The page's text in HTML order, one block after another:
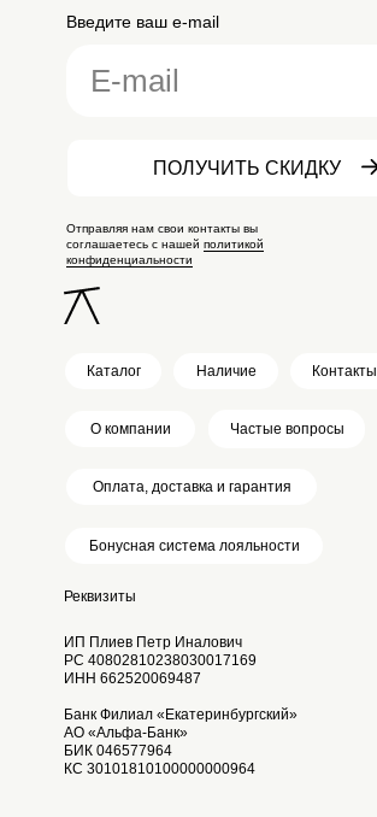
Отправляя нам свои контакты вы
соглашаетесь с нашей политикой
конфиденциальности
Введите ваш e-mail
ПОЛУЧИТЬ СКИДКУ
Каталог Наличие Контакты
О компании
Оплата, доставка и гарантия
Частые вопросы
Бонусная система лояльности
ИП Плиев Петр Иналович
РС 40802810238030017169
ИНН 662520069487
Банк Филиал «Екатеринбургский»
АО «Альфа-Банк»
БИК 046577964
КС 30101810100000000964
Реквизиты